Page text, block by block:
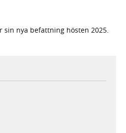
nya befattning hösten 2025.
i ny flik, extern webbplats,
webbplats,
ny flik, extern webbplats,
e-postklient,